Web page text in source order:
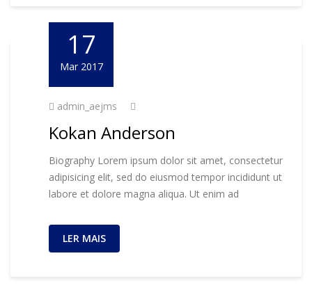
17
Mar 2017
admin_aejms
Kokan Anderson
Biography Lorem ipsum dolor sit amet, consectetur
adipisicing elit, sed do eiusmod tempor incididunt ut
labore et dolore magna aliqua. Ut enim ad
LER MAIS